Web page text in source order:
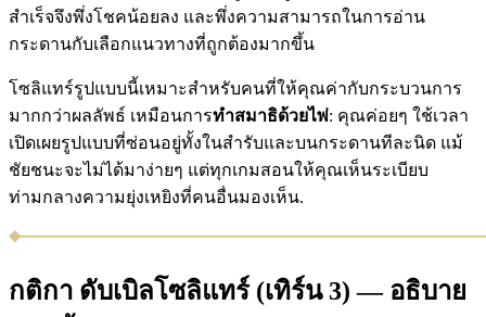
สำเร็จจึงพึ่งโชคน้อยลง และพึ่งความสามารถในการอ่าน
กระดานกับเลือกแนวทางที่ถูกต้องมากขึ้น
โซลิแทร์รูปแบบนี้เหมาะสำหรับคนที่ให้คุณค่ากับกระบวนการ
มากกว่าผลลัพธ์ เหมือนการทำสมาธิด้วยไพ่: คุณค่อยๆ ใช้เวลา
เปิดเผยรูปแบบที่ซ่อนอยู่ทั้งในสำรับและบนกระดานทีละนิด แม้
ชัยชนะจะไม่ได้มาง่ายๆ แต่ทุกเกมสอนให้คุณเห็นระเบียบ
ท่ามกลางความยุ่งเหยิงที่คนอื่นมองเห็น.
กติกา ดับเบิลโซลิแทร์ (เทิร์น 3) — อธิบาย